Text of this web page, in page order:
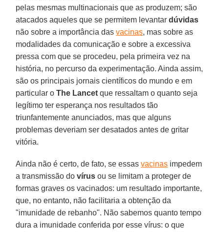
pelas mesmas multinacionais que as produzem; são
atacados aqueles que se permitem levantardúvidas
não sobre a importância dasvacinas, mas sobre as
modalidades da comunicação e sobre a excessiva
pressa com que se procedeu, pela primeira vez na
história, no percurso da experimentação. Ainda assim,
são os principais jornais científicos do mundo e em
particular oThe Lancet que ressaltam o quanto seja
legítimo ter esperança nos resultados tão
triunfantemente anunciados, mas que alguns
problemas deveriam ser desatados antes de gritar
vitória.
Ainda não é certo, de fato, se essasvacinas impedem
a transmissão dovírus ou se limitam a proteger de
formas graves os vacinados: um resultado importante,
que, no entanto, não facilitaria a obtenção da
"imunidade de rebanho". Não sabemos quanto tempo
dura a imunidade conferida por esse vírus: o que